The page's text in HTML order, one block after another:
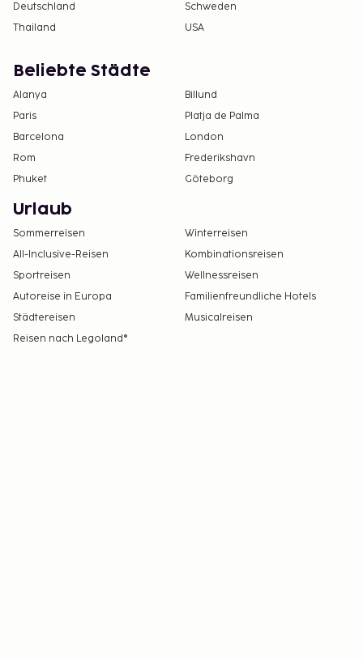
Deutschland
Schweden
Thailand
USA
Beliebte Städte
Alanya
Billund
Paris
Platja de Palma
Barcelona
London
Rom
Frederikshavn
Phuket
Göteborg
Urlaub
Sommerreisen
Winterreisen
All-Inclusive-Reisen
Kombinationsreisen
Sportreisen
Wellnessreisen
Autoreise in Europa
Familienfreundliche Hotels
Städtereisen
Musicalreisen
Reisen nach Legoland®